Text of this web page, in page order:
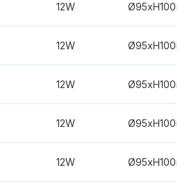
12W
12W
12W
12W
12W